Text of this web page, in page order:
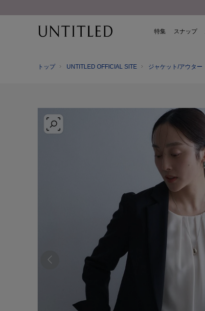
特集 スナップ
トップ UNTITLED OFFICIAL SITE ジャケット/アウター